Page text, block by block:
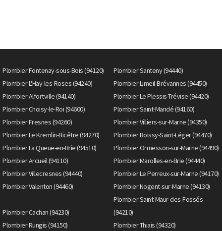
Plombier Fontenay-sous-Bois (94120)
Plombier Santeny (94440)
Plombier L'Haÿ-les-Roses (94240)
Plombier Limeil-Brévannes (94450)
Plombier Alfortville (94140)
Plombier Le Plessis-Trévise (94420)
Plombier Choisy-le-Roi (94600)
Plombier Saint-Mandé (94160)
Plombier Fresnes (94260)
Plombier Villiers-sur-Marne (94350)
Plombier Le Kremlin-Bicêtre (94270)
Plombier Boissy-Saint-Léger (94470)
Plombier La Queue-en-Brie (94510)
Plombier Ormesson-sur-Marne (94490)
Plombier Arcueil (94110)
Plombier Marolles-en-Brie (94440)
Plombier Villecresnes (94440)
Plombier Le Perreux-sur-Marne (94170)
Plombier Valenton (94460)
Plombier Nogent-sur-Marne (94130)
Plombier Cachan (94230)
Plombier Saint-Maur-des-Fossés
(94210)
Plombier Rungis (94150)
Plombier Thiais (94320)